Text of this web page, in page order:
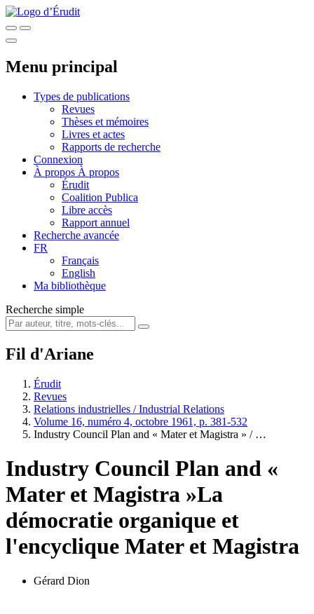
Menu principal
Types de publications
Revues
Thèses et mémoires
Livres et actes
Rapports de recherche
Connexion
À propos À propos
Érudit
Coalition Publica
Libre accès
Rapport annuel
Recherche avancée
FR
Français
English
Ma bibliothèque
Recherche simple
Fil d'Ariane
Érudit
Revues
Relations industrielles / Industrial Relations
Volume 16, numéro 4, octobre 1961, p. 381-532
Industry Council Plan and « Mater et Magistra » / …
Industry Council Plan and «
Mater et Magistra »La
démocratie organique et
l'encyclique Mater et Magistra
Gérard Dion